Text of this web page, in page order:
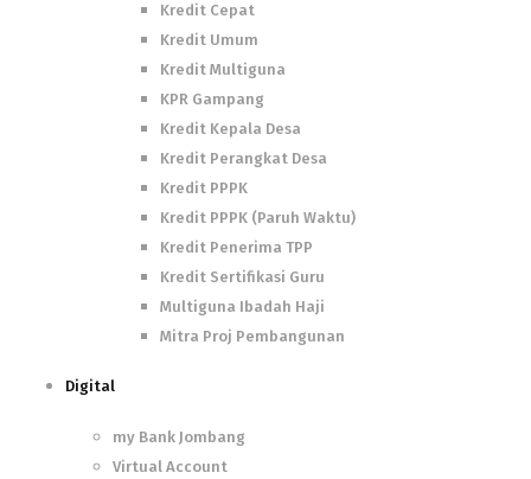
Kredit Cepat
Kredit Umum
Kredit Multiguna
KPR Gampang
Kredit Kepala Desa
Kredit Perangkat Desa
Kredit PPPK
Kredit PPPK (Paruh Waktu)
Kredit Penerima TPP
Kredit Sertifikasi Guru
Multiguna Ibadah Haji
Mitra Proj Pembangunan
Digital
my Bank Jombang
Virtual Account